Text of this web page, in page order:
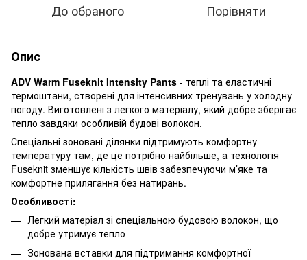
До обраного Порівняти
Опис
ADV Warm Fuseknit Intensity Pants - теплі та еластичні
термоштани, створені для інтенсивних тренувань у холодну
погоду. Виготовлені з легкого матеріалу, який добре зберігає
тепло завдяки особливій будові волокон.
Спеціальні зоновані ділянки підтримують комфортну
температуру там, де це потрібно найбільше, а технологія
Fuseknit зменшує кількість швів забезпечуючи м’яке та
комфортне прилягання без натирань.
Особливості:
Легкий матеріал зі спеціальною будовою волокон, що
добре утримує тепло
Зонована вставки для підтримання комфортної